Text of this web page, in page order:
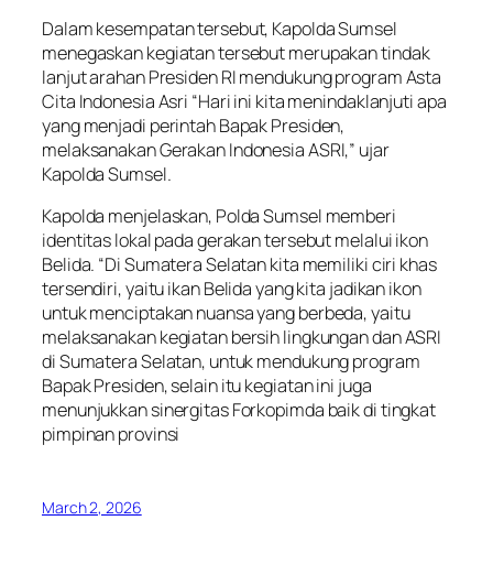
Dalam kesempatan tersebut, Kapolda Sumsel
menegaskan kegiatan tersebut merupakan tindak
lanjut arahan Presiden RI mendukung program Asta
Cita Indonesia Asri “Hari ini kita menindaklanjuti apa
yang menjadi perintah Bapak Presiden,
melaksanakan Gerakan Indonesia ASRI,” ujar
Kapolda Sumsel.
Kapolda menjelaskan, Polda Sumsel memberi
identitas lokal pada gerakan tersebut melalui ikon
Belida. “Di Sumatera Selatan kita memiliki ciri khas
tersendiri, yaitu ikan Belida yang kita jadikan ikon
untuk menciptakan nuansa yang berbeda, yaitu
melaksanakan kegiatan bersih lingkungan dan ASRI
di Sumatera Selatan, untuk mendukung program
Bapak Presiden, selain itu kegiatan ini juga
menunjukkan sinergitas Forkopimda baik di tingkat
pimpinan provinsi
March 2, 2026